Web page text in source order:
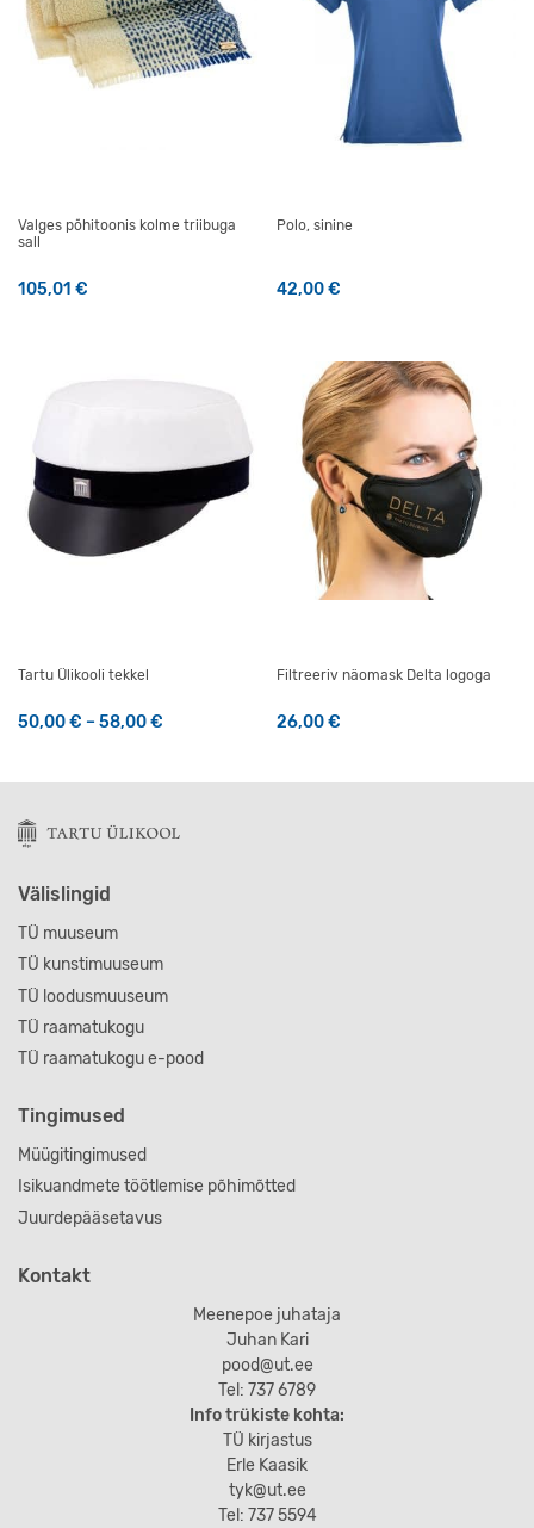
Valges põhitoonis kolme triibuga
sall
105,01 €
Polo, sinine
42,00€
Tartu Ülikooli tekkel
50,00€ – 58,00€ Hinnavahemik: 50,00 € kuni 58,00 €
Filtreeriv näomask Delta logoga
26,00€
Välislingid
TÜ muuseum
TÜ kunstimuuseum
TÜ loodusmuuseum
TÜ raamatukogu
TÜ raamatukogu e-pood
Tingimused
Müügitingimused
Isikuandmete töötlemise põhimõtted
Juurdepääsetavus
Kontakt
Meenepoe juhataja
Juhan Kari
pood@ut.ee
Tel: 737 6789
Info trükiste kohta:
TÜ kirjastus
Erle Kaasik
tyk@ut.ee
Tel: 737 5594